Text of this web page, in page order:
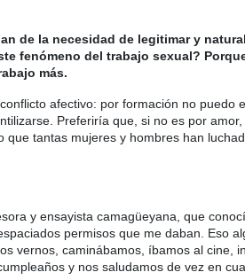
de la necesidad de legitimar y
fenómeno del trabajo sexual?
más.
afectivo: por formación no
Preferiría que, si no es por
tantas mujeres y hombres han
y ensayista camagüeyana, que
permisos que me daban. Eso
vernos, caminábamos, íbamos al cine,
y nos saludamos de vez en